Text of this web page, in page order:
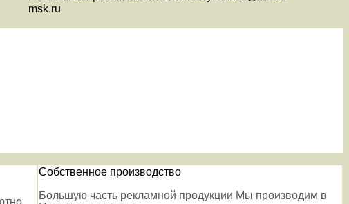
msk.ru
Собственное производство
Большую часть рекламной продукции Мы производим в